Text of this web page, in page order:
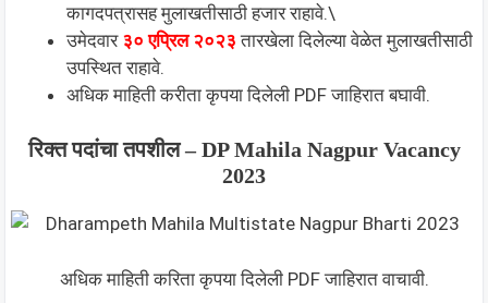
कागदपत्रासह मुलाखतीसाठी हजार राहावे.\
उमेदवार ३० एप्रिल २०२३ तारखेला दिलेल्या वेळेत मुलाखतीसाठी
उपस्थित राहावे.
अधिक माहिती करीता कृपया दिलेली PDF जाहिरात बघावी.
रिक्त पदांचा तपशील – DP Mahila Nagpur Vacancy
2023
अधिक माहिती करिता कृपया दिलेली PDF जाहिरात वाचावी.